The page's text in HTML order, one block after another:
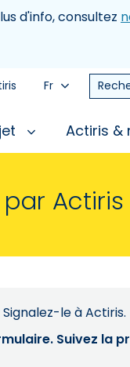
d'info, consultez
Fr
Actiris
Actiris
le à Actiris.
Suivez la